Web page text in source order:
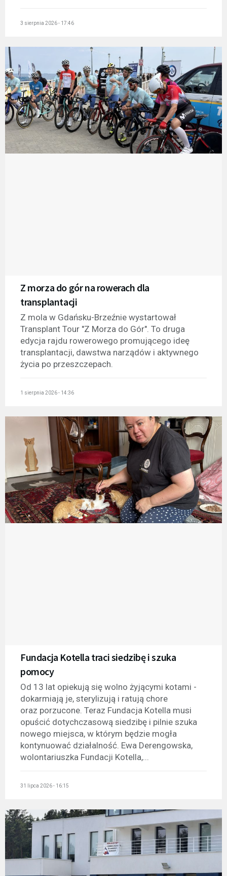
3 sierpnia 2026 - 17:46
Z morza do gór na rowerach dla
transplantacji
Z mola w Gdańsku-Brzeźnie wystartował
Transplant Tour "Z Morza do Gór". To druga
edycja rajdu rowerowego promującego ideę
transplantacji, dawstwa narządów i aktywnego
życia po przeszczepach.
1 sierpnia 2026 - 14:36
Fundacja Kotella traci siedzibę i szuka
pomocy
Od 13 lat opiekują się wolno żyjącymi kotami -
dokarmiają je, sterylizują i ratują chore
oraz porzucone. Teraz Fundacja Kotella musi
opuścić dotychczasową siedzibę i pilnie szuka
nowego miejsca, w którym będzie mogła
kontynuować działalność. Ewa Derengowska,
wolontariuszka Fundacji Kotella,...
31 lipca 2026 - 16:15